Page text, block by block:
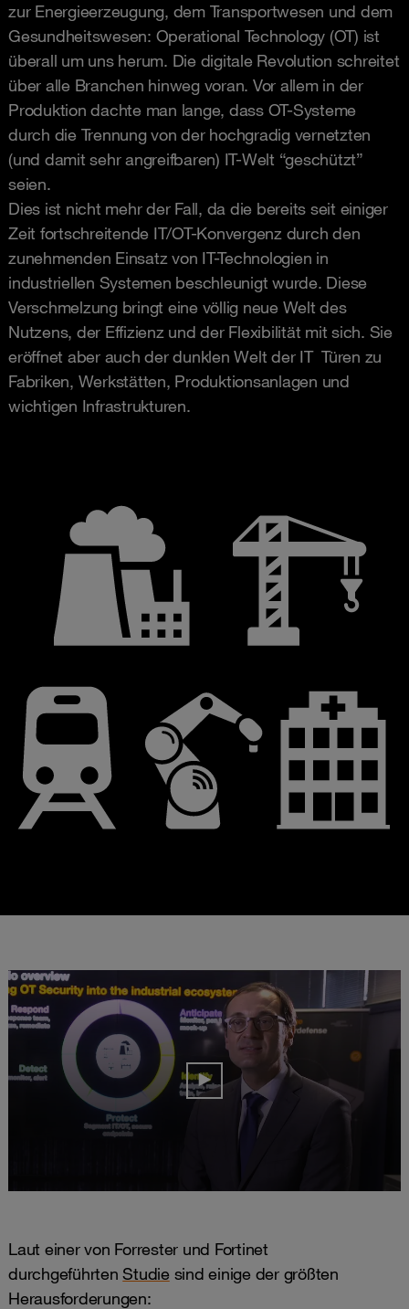
zur Energieerzeugung, dem Transportwesen und dem
Gesundheitswesen: Operational Technology (OT) ist
überall um uns herum. Die digitale Revolution schreitet
über alle Branchen hinweg voran. Vor allem in der
Produktion dachte man lange, dass OT-Systeme
durch die Trennung von der hochgradig vernetzten
(und damit sehr angreifbaren) IT-Welt “geschützt”
seien.
Dies ist nicht mehr der Fall, da die bereits seit einiger
Zeit fortschreitende IT/OT-Konvergenz durch den
zunehmenden Einsatz von IT-Technologien in
industriellen Systemen beschleunigt wurde. Diese
Verschmelzung bringt eine völlig neue Welt des
Nutzens, der Effizienz und der Flexibilität mit sich. Sie
eröffnet aber auch der dunklen Welt der IT Türen zu
Fabriken, Werkstätten, Produktionsanlagen und
wichtigen Infrastrukturen.
Laut einer von Forrester und Fortinet
durchgeführtenStudiesind einige der größten
Herausforderungen: